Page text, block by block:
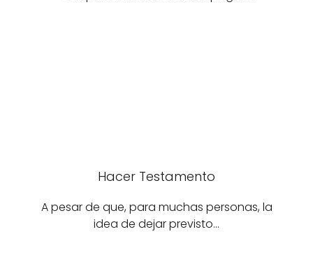
Hacer Testamento
A pesar de que, para muchas personas, la
idea de dejar previsto…